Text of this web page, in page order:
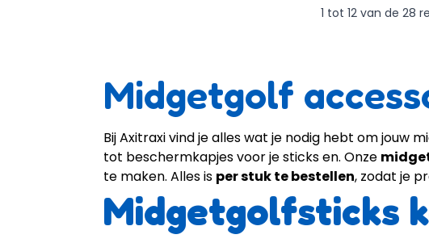
1 tot 12 van de 28
Midgetgolf
Bij Axitraxi vind je alles wat je nodig hebt om
tot beschermkapjes voor je sticks en. Onze
te maken. Alles is per stuk te bestellen, zodat je
Midgetgolfsticks